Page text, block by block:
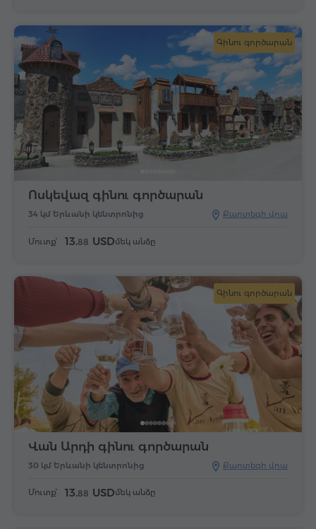
Գինու գործարան
Քարտեզի վրա
34 կմ Երևանի կենտրոնից
Ոսկեվազ գինու գործարան
Մուտք՝ 13.88 USDմեկ անձը
Գինու գործարան
Քարտեզի վրա
30 կմ Երևանի կենտրոնից
Վան Արդի գինու գործարան
Մուտք՝ 13.88 USDմեկ անձը